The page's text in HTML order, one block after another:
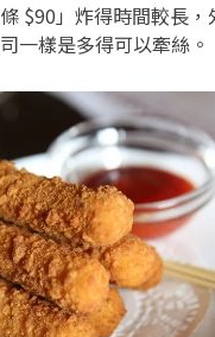
$90」炸得時間較長，
一樣是多得可以牽絲。